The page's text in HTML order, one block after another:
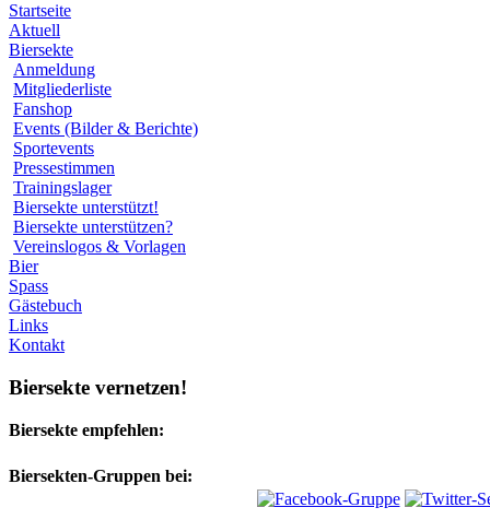
Startseite
Aktuell
Biersekte
Anmeldung
Mitgliederliste
Fanshop
Events (Bilder & Berichte)
Sportevents
Pressestimmen
Trainingslager
Biersekte unterstützt!
Biersekte unterstützen?
Vereinslogos & Vorlagen
Bier
Spass
Gästebuch
Links
Kontakt
Biersekte vernetzen!
Biersekte empfehlen:
Biersekten-Gruppen bei: